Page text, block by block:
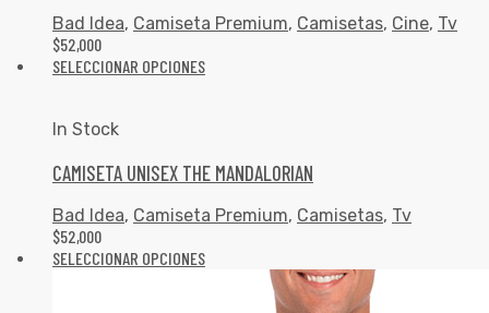
Bad Idea, Camiseta Premium, Camisetas, Cine, Tv
$52,000
SELECCIONAR OPCIONES
In Stock
CAMISETA UNISEX THE MANDALORIAN
Bad Idea, Camiseta Premium, Camisetas, Tv
$52,000
SELECCIONAR OPCIONES